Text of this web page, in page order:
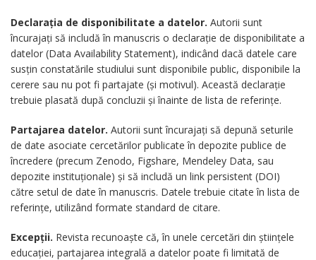
Declarația de disponibilitate a datelor. Autorii sunt
încurajați să includă în manuscris o declarație de disponibilitate a
datelor (Data Availability Statement), indicând dacă datele care
susțin constatările studiului sunt disponibile public, disponibile la
cerere sau nu pot fi partajate (și motivul). Această declarație
trebuie plasată după concluzii și înainte de lista de referințe.
Partajarea datelor. Autorii sunt încurajați să depună seturile
de date asociate cercetărilor publicate în depozite publice de
încredere (precum Zenodo, Figshare, Mendeley Data, sau
depozite instituționale) și să includă un link persistent (DOI)
către setul de date în manuscris. Datele trebuie citate în lista de
referințe, utilizând formate standard de citare.
Excepții. Revista recunoaște că, în unele cercetări din științele
educației, partajarea integrală a datelor poate fi limitată de